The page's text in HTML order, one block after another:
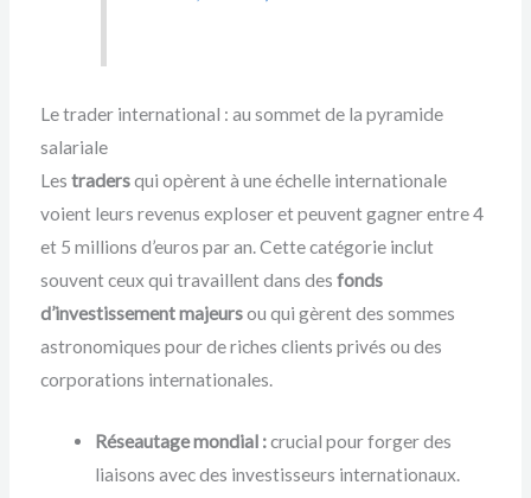
Le trader international : au sommet de la pyramide
salariale
Les tradersqui opèrent à une échelle internationale
voient leurs revenus exploser et peuvent gagner entre 4
et 5 millions d’euros par an. Cette catégorie inclut
souvent ceux qui travaillent dans des fonds
d’investissement majeursou qui gèrent des sommes
astronomiques pour de riches clients privés ou des
corporations internationales.
Réseautage mondial :crucial pour forger des
liaisons avec des investisseurs internationaux.